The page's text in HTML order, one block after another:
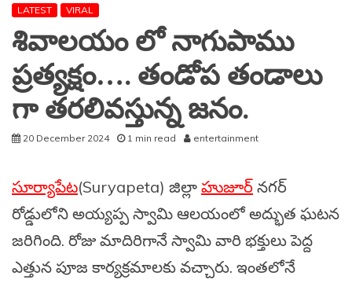
LATEST VIRAL
శివాలయం లో నాగుపాము
ప్రత్యక్షం…. తండోప తండాలు
గా తరలివస్తున్న జనం.
20 December 2024 1 min read entertainment
సూర్యాపేట(Suryapeta) జిల్లా హుజూర్ నగర్
రోడ్డులోని అయ్యప్ప స్వామి ఆలయంలో అద్భుత ఘటన
జరిగింది. రోజు మాదిరిగానే స్వామి వారి భక్తులు పెద్ద
ఎత్తున పూజ కార్యక్రమాలకు వచ్చారు. ఇంతలోనే